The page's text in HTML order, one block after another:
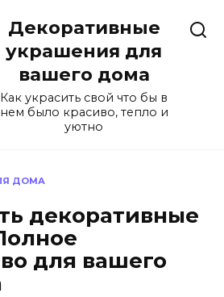
Декоративные
украшения для
вашего дома
Как украсить свой что бы в
нем было красиво, тепло и
уютно
ДОМА
декоративные
для вашего